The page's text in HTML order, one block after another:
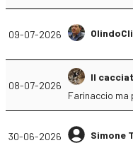
09-07-2026
08-07-2026
Il
Farinaccio ma
30-06-2026 Simone